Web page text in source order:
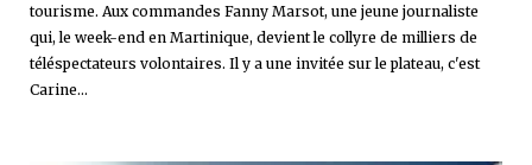
tourisme. Aux commandes Fanny Marsot, une jeune journaliste
qui, le week-end en Martinique, devient le collyre de milliers de
téléspectateurs volontaires. Il y a une invitée sur le plateau, c'est
Carine...